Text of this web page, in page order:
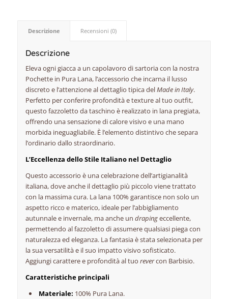
Descrizione Recensioni (0)
Descrizione
Eleva ogni giacca a un capolavoro di sartoria con la nostra
Pochette in Pura Lana, l’accessorio che incarna il lusso
discreto e l’attenzione al dettaglio tipica delMade in Italy.
Perfetto per conferire profondità e texture al tuo outfit,
questo fazzoletto da taschino è realizzato in lana pregiata,
offrendo una sensazione di calore visivo e una mano
morbida ineguagliabile. È l’elemento distintivo che separa
l’ordinario dallo straordinario.
L’Eccellenza dello Stile Italiano nel Dettaglio
Questo accessorio è una celebrazione dell’artigianalità
italiana, dove anche il dettaglio più piccolo viene trattato
con la massima cura. La lana 100% garantisce non solo un
aspetto ricco e materico, ideale per l’abbigliamento
autunnale e invernale, ma anche un drapingeccellente,
permettendo al fazzoletto di assumere qualsiasi piega con
naturalezza ed eleganza. La fantasia è stata selezionata per
la sua versatilità e il suo impatto visivo sofisticato.
Aggiungi carattere e profondità al tuo revercon Barbisio.
Caratteristiche principali
Materiale: 100% Pura Lana.